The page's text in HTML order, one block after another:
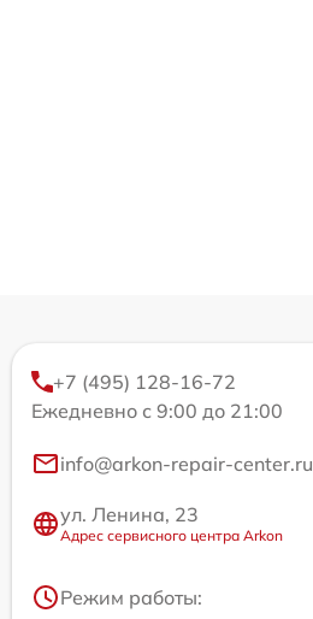
+7 (495) 128-16-72
Ежедневно с 9:00 до 21:00
info@arkon-repair-center.ru
ул. Ленина, 23
Адрес сервисного центра Arkon
Режим работы: